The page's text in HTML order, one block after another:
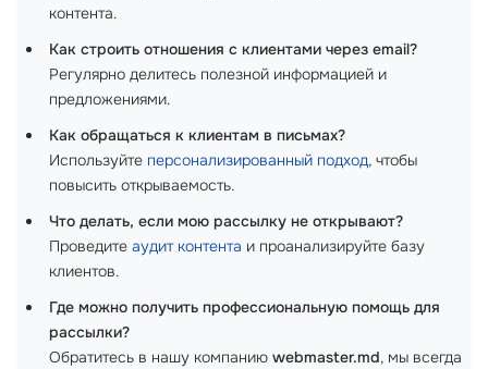
контента.
Как строить отношения с клиентами через email?
Регулярно делитесь полезной информацией и
предложениями.
Как обращаться к клиентам в письмах?
Используйте персонализированный подход, чтобы
повысить открываемость.
Что делать, если мою рассылку не открывают?
Проведите аудит контента и проанализируйте базу
клиентов.
Где можно получить профессиональную помощь для
рассылки?
Обратитесь в нашу компанию webmaster.md, мы всегда